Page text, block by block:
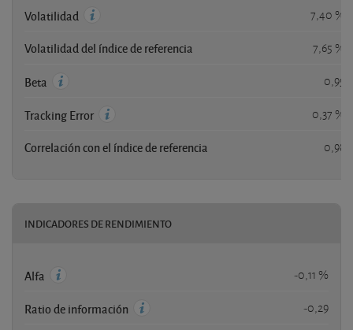
Volatilidad 7,40 %
Volatilidad del índice de referencia 7,65 %
Beta 0,95
Tracking Error 0,37 %
Correlación con el índice de referencia 0,98
INDICADORES DE RENDIMIENTO
Alfa -0,11 %
Ratio de información -0,29